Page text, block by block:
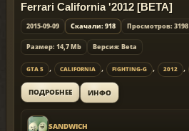
Ferrari California '2012 [BETA]
2015-09-09 Скачали: 918 Просмотров: 3198
Размер: 14,7 Mb Версия: Beta
GTA 5 , CALIFORNIA , FIGHTING-G , 2012 ,
ПОДРОБНЕЕ ИНФО
SANDWICH